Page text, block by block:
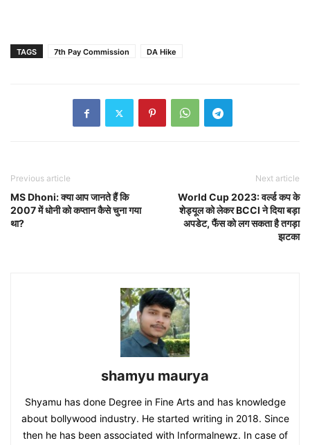
TAGS 7th Pay Commission DA Hike
Previous article
MS Dhoni: क्या आप जानते हैं कि
2007 में धोनी को कप्तान कैसे चुना गया
था?
Next article
World Cup 2023: वर्ल्ड कप के
शेड्यूल को लेकर BCCI ने दिया बड़ा
अपडेट, फैंस को लग सकता है तगड़ा
झटका
shamyu maurya
Shyamu has done Degree in Fine Arts and has knowledge
about bollywood industry. He started writing in 2018. Since
then he has been associated with Informalnewz. In case of